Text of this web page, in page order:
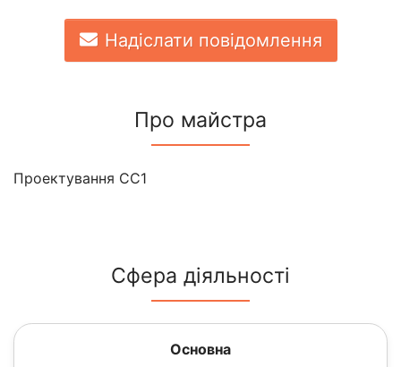
Надіслати повідомлення
Про майстра
Проектування СС1
Сфера діяльності
Основна